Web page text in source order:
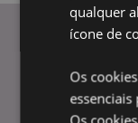
qualquer
ícone de
Os